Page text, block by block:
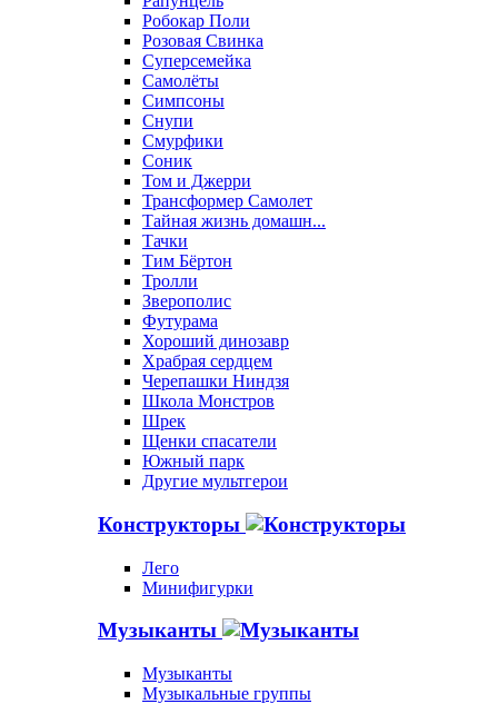
Робокар Поли
Розовая Свинка
Суперсемейка
Самолёты
Симпсоны
Снупи
Смурфики
Соник
Том и Джерри
Трансформер Самолет
Тайная жизнь домашн...
Тачки
Тим Бёртон
Тролли
Зверополис
Футурама
Хороший динозавр
Храбрая сердцем
Черепашки Ниндзя
Школа Монстров
Шрек
Щенки спасатели
Южный парк
Другие мультгерои
Конструкторы
Лего
Минифигурки
Музыканты
Музыканты
Музыкальные группы